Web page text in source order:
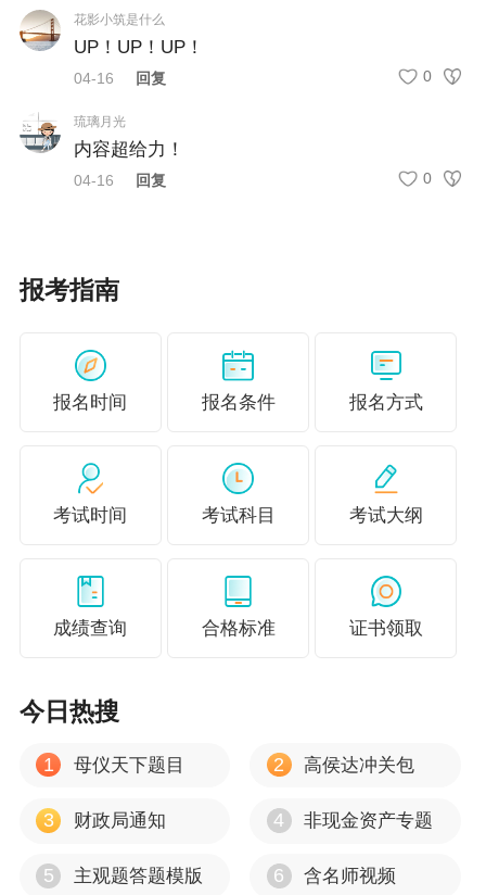
恭喜各位中级会计考生！2026年中级AI刷题60分班·刷刷过
特训包火爆来袭！
继续教育
花影小筑是什么
UP！UP！UP！
04-16 回复 0
琉璃月光
内容超给力！
04-16 回复 0
报考指南
报名时间 报名条件 报名方式
考试时间 考试科目 考试大纲
成绩查询 合格标准 证书领取
今日热搜
1 母仪天下题目 2 高侯达冲关包
3 财政局通知 4 非现金资产专题
5 主观题答题模版 6 含名师视频